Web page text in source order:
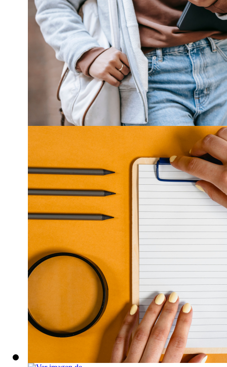
¿No sabes qué
formación? Te
!INSCRÍBETE!